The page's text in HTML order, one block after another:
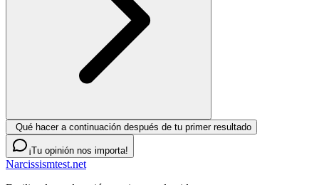
Qué hacer a continuación después de tu primer resultado
¡Tu opinión nos importa!
Narcissismtest.net